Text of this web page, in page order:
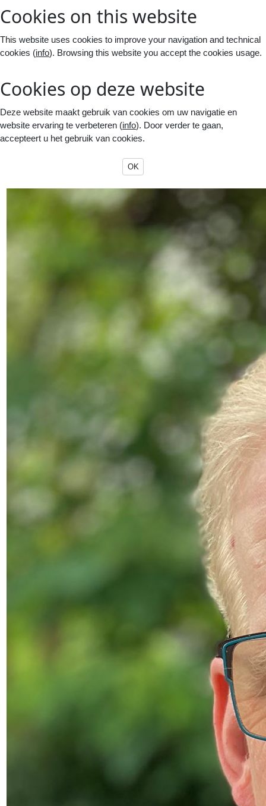
Cookies on this website
This website uses cookies to improve your navigation and technical
cookies (info). Browsing this website you accept the cookies usage.
Cookies op deze website
Deze website maakt gebruik van cookies om uw navigatie en
website ervaring te verbeteren (info). Door verder te gaan,
accepteert u het gebruik van cookies.
OK